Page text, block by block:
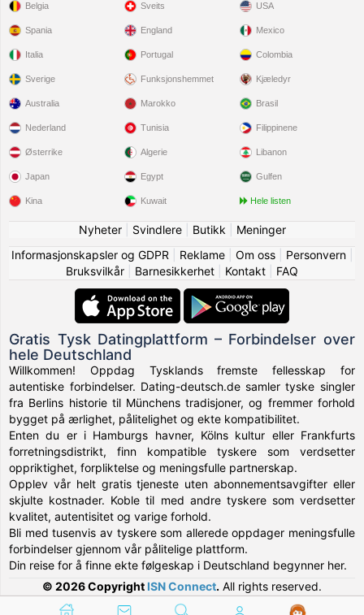
Belgia
Spania
Italia
Sverige
Sveits
England
Portugal
Funksjonshemmet
USA
Mexico
Colombia
Kjæledyr
Australia
Nederland
Østerrike
Japan
Kina
Marokko
Tunisia
Algerie
Egypt
Kuwait
Brasil
Filippinene
Libanon
Gulfen
Hele listen
Nyheter| Svindlere| Butikk
Meninger
Informasjonskapsler og GDPR
Reklame| Om oss| Personvern|
Bruksvilkår
Barnesikkerhet Kontakt FAQ
Gratis Tysk Datingplattform – Forbindelser over
hele Deutschland
Willkommen! Oppdag Tysklands fremste fellesskap for
autentiske forbindelser. Dating-deutsch.de samler tyske singler
fra Berlins historie til Münchens tradisjoner, og fremmer forhold
bygget på ærlighet, pålitelighet og ekte kompatibilitet.
Enten du er i Hamburgs havner, Kölns kultur eller Frankfurts
forretningsdistrikt, finn kompatible tyskere som verdsetter
oppriktighet, forpliktelse og meningsfulle partnerskap.
Opplev vår helt gratis tjeneste uten abonnementsavgifter eller
skjulte kostnader. Koble til med andre tyskere som verdsetter
kvalitet, autentisitet og varige forhold.
Bli med tusenvis av tyskere som allerede oppdager meningsfulle
forbindelser gjennom vår pålitelige plattform.
Din reise for å finne ekte følgeskap i Deutschland begynner her.
© 2026 Copyright ISN Connect. All rights reserved.